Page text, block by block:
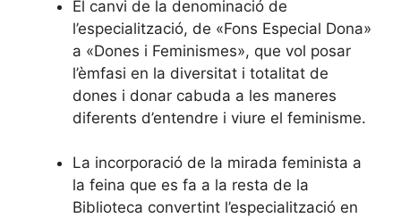
El canvi de la denominació de
l’especialització, de «Fons Especial Dona»
a «Dones i Feminismes», que vol posar
l’èmfasi en la diversitat i totalitat de
dones i donar cabuda a les maneres
diferents d’entendre i viure el feminisme.
La incorporació de la mirada feminista a
la feina que es fa a la resta de la
Biblioteca convertint l’especialització en